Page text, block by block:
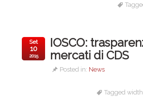
IOSCO:
mercati di CDS
Posted in: News
Set
10
2015
Tagged